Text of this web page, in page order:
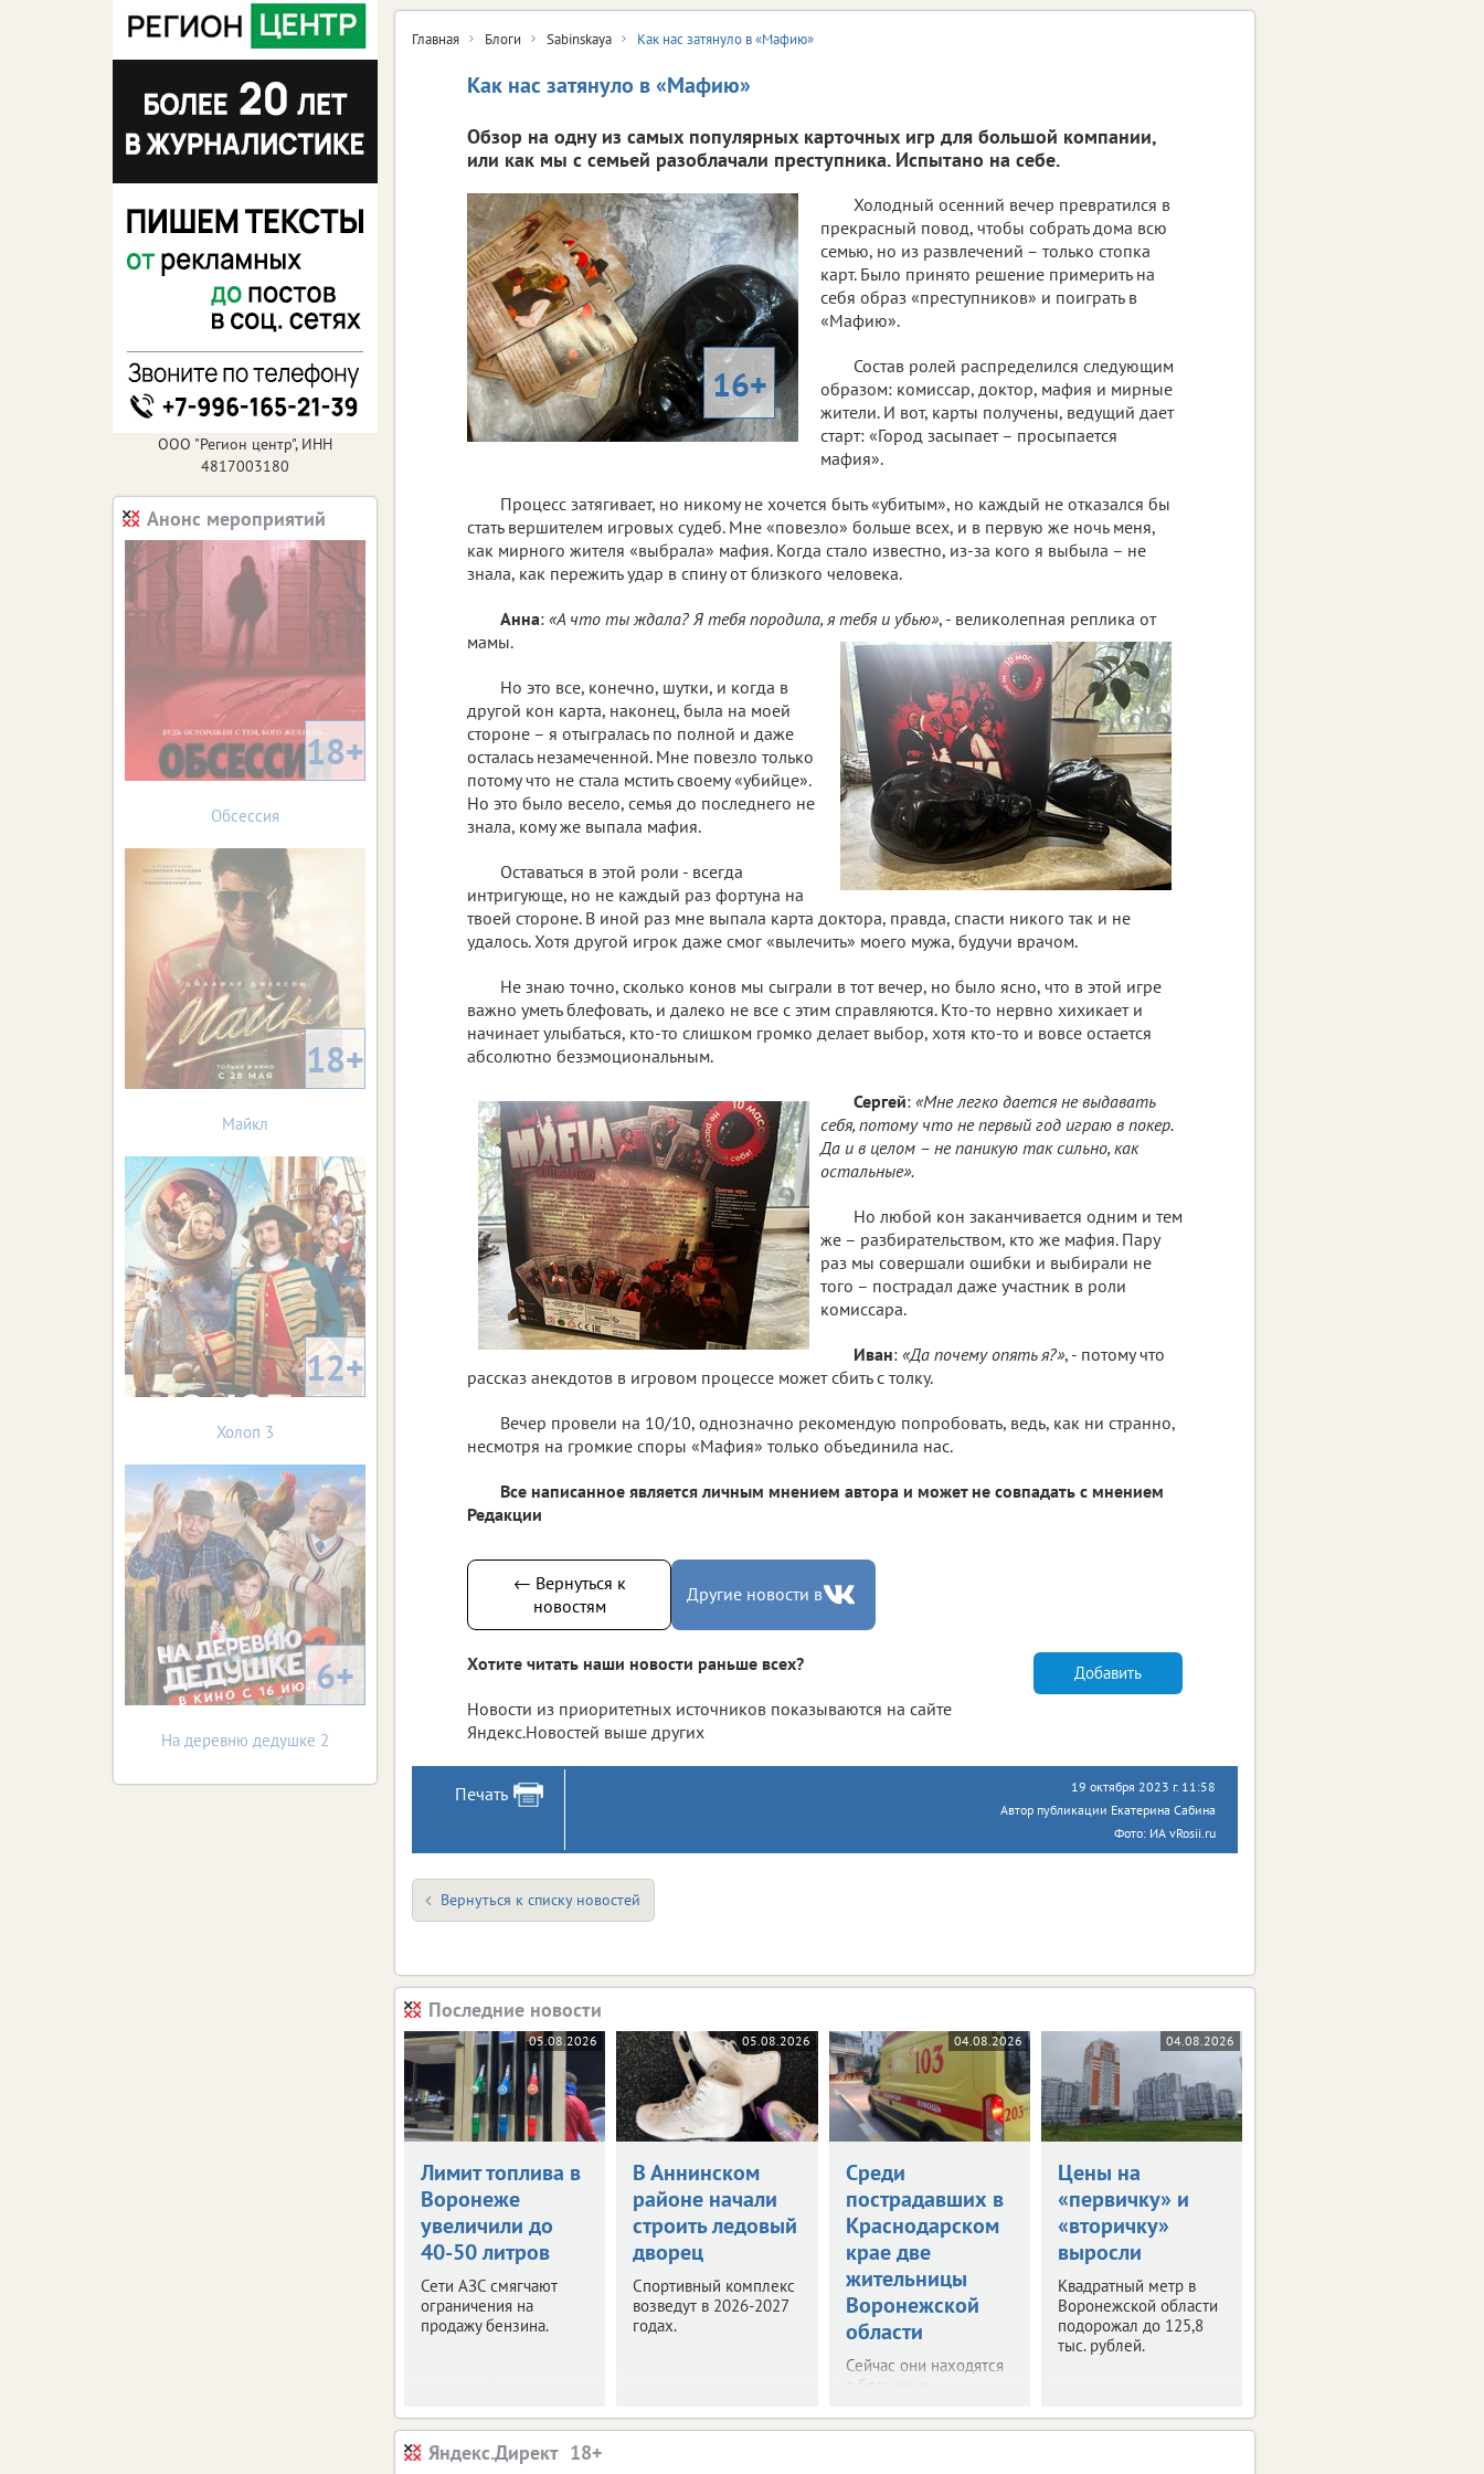
Главная Блоги Sabinskaya Как нас затянуло в «Мафию»
Как нас затянуло в «Мафию»
Обзор на одну из самых популярных карточных игр для большой компании,
или как мы с семьей разоблачали преступника. Испытано на себе.
16+
Холодный осенний вечер превратился в
прекрасный повод, чтобы собрать дома всю
семью, но из развлечений – только стопка
карт. Было принято решение примерить на
себя образ «преступников» и поиграть в
«Мафию».
Состав ролей распределился следующим
образом: комиссар, доктор, мафия и мирные
жители. И вот, карты получены, ведущий дает
старт: «Город засыпает – просыпается
мафия».
Процесс затягивает, но никому не хочется быть «убитым», но каждый не отказался бы
стать вершителем игровых судеб. Мне «повезло» больше всех, и в первую же ночь меня,
как мирного жителя «выбрала» мафия. Когда стало известно, из-за кого я выбыла – не
знала, как пережить удар в спину от близкого человека.
Анна: «А что ты ждала? Я тебя породила, я тебя и убью», - великолепная реплика от
мамы.
Но это все, конечно, шутки, и когда в
другой кон карта, наконец, была на моей
стороне – я отыгралась по полной и даже
осталась незамеченной. Мне повезло только
потому что не стала мстить своему «убийце».
Но это было весело, семья до последнего не
знала, кому же выпала мафия.
Оставаться в этой роли - всегда
интригующе, но не каждый раз фортуна на
твоей стороне. В иной раз мне выпала карта доктора, правда, спасти никого так и не
удалось. Хотя другой игрок даже смог «вылечить» моего мужа, будучи врачом.
Не знаю точно, сколько конов мы сыграли в тот вечер, но было ясно, что в этой игре
важно уметь блефовать, и далеко не все с этим справляются. Кто-то нервно хихикает и
начинает улыбаться, кто-то слишком громко делает выбор, хотя кто-то и вовсе остается
абсолютно безэмоциональным.
Сергей: «Мне легко дается не выдавать
себя, потому что не первый год играю в покер.
Да и в целом – не паникую так сильно, как
остальные».
Но любой кон заканчивается одним и тем
же – разбирательством, кто же мафия. Пару
раз мы совершали ошибки и выбирали не
того – пострадал даже участник в роли
комиссара.
Иван: «Да почему опять я?», - потому что
рассказ анекдотов в игровом процессе может сбить с толку.
Вечер провели на 10/10, однозначно рекомендую попробовать, ведь, как ни странно,
несмотря на громкие споры «Мафия» только объединила нас.
Все написанное является личным мнением автора и может не совпадать с мнением
Редакции
← Вернуться к
новостям
Другие новости в
Хотите читать наши новости раньше всех?
Новости из приоритетных источников показываются на сайте
Яндекс.Новостей выше других
Добавить
Печать
19 октября 2023 г. 11:58
Автор публикации Екатерина Сабина
Фото: ИА vRosii.ru
Вернуться к списку новостей
Последние новости
05.08.2026
Лимит топлива в
Воронеже
увеличили до
40-50 литров
Сети АЗС смягчают
ограничения на
продажу бензина.
05.08.2026
В Аннинском
районе начали
строить ледовый
дворец
Спортивный комплекс
возведут в 2026-2027
годах.
04.08.2026
Среди
пострадавших в
Краснодарском
крае две
жительницы
Воронежской
области
Сейчас они находятся
в больнице.
04.08.2026
Цены на
«первичку» и
«вторичку»
выросли
Квадратный метр в
Воронежской области
подорожал до 125,8
тыс. рублей.
Яндекс.Директ
ООО "Регион центр", ИНН
4817003180
Анонс мероприятий
18+
Обсессия
18+
Майкл
12+
Холоп 3
6+
На деревню дедушке 2